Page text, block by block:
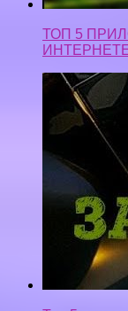
ТОП 5